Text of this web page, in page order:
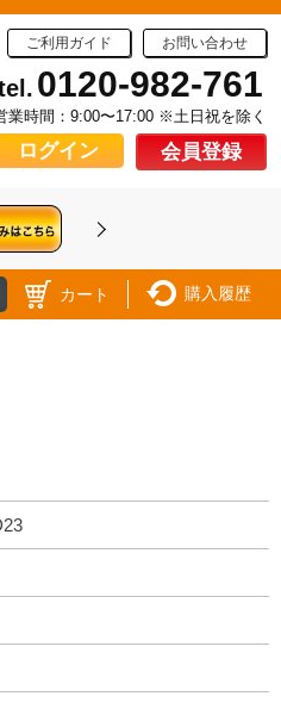
ご利用ガイド お問い合わせ
0120-982-761
業時間：9:00〜17:00 ※土日祝を除く
ログイン 会員登録
カート 購入履歴